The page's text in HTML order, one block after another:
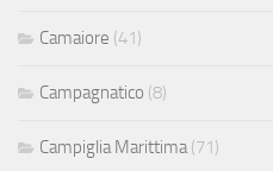
Camaiore (41)
Campagnatico (8)
Campiglia Marittima (71)